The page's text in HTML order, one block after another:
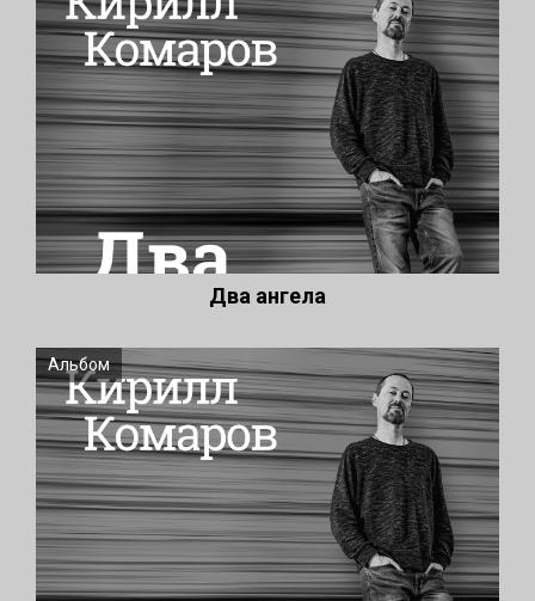
Два ангела
Альбом